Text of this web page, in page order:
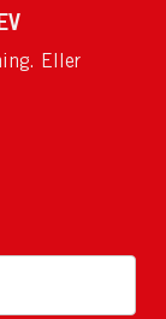
Eller